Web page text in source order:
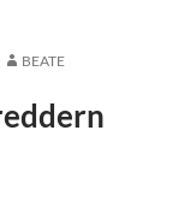
BEATE